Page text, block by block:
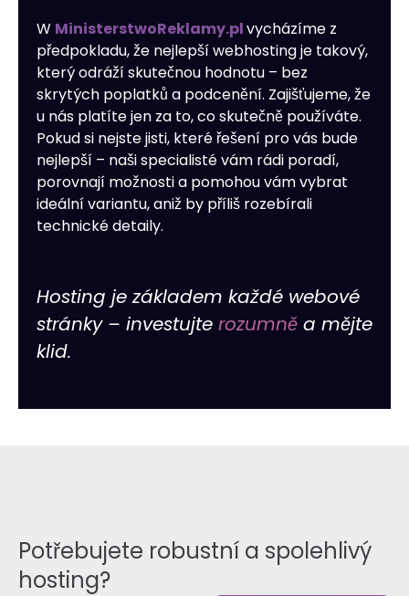
W MinisterstwoReklamy.plvycházíme z
předpokladu, že nejlepší webhosting je takový,
který odráží skutečnou hodnotu – bez
skrytých poplatků a podcenění. Zajišťujeme, že
u nás platíte jen za to, co skutečně používáte.
Pokud si nejste jisti, které řešení pro vás bude
nejlepší – naši specialisté vám rádi poradí,
porovnají možnosti a pomohou vám vybrat
ideální variantu, aniž by příliš rozebírali
technické detaily.
Hosting je základem každé webové
stránky – investujte rozumně a mějte
klid.
Potřebujete robustní a spolehlivý
hosting?